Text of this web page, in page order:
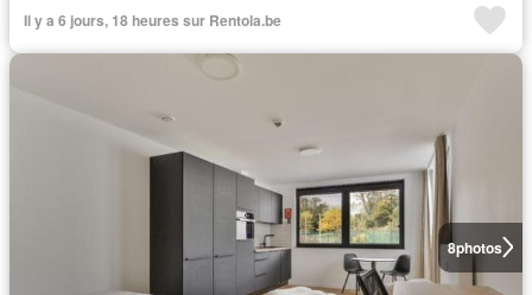
Il y a 6 jours, 18 heures sur Rentola.be
8photos